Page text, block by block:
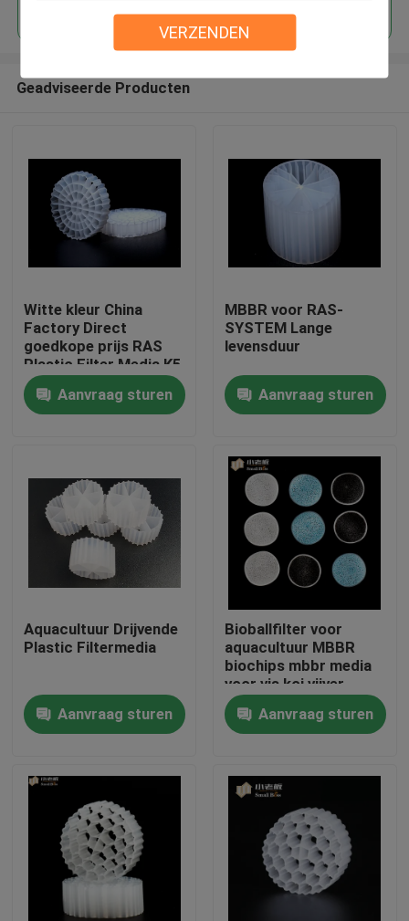
VERZENDEN
Huis
Ongeveer ons
Fabrieksreis
Kwaliteitscontrole
bloggen
Verzoek om een Citaat
MBBR-filtermedia
De biomedia van MBBR
Geadviseerde Producten
Witte kleur China
Factory Direct
goedkope prijs RAS
Plastic Filter Media K5
Aanvraag sturen
MBBR voor RAS-
SYSTEM Lange
levensduur
Aanvraag sturen
Aquacultuur Drijvende
Plastic Filtermedia
Aanvraag sturen
Bioballfilter voor
aquacultuur MBBR
biochips mbbr media
voor vis koi vijver
Aanvraag sturen